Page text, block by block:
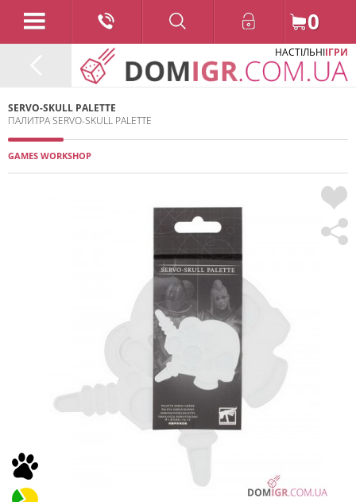
0
НАСТІЛЬНІІГРИ
SERVO-SKULL PALETTE
ПАЛИТРА SERVO-SKULL PALETTE
GAMES WORKSHOP